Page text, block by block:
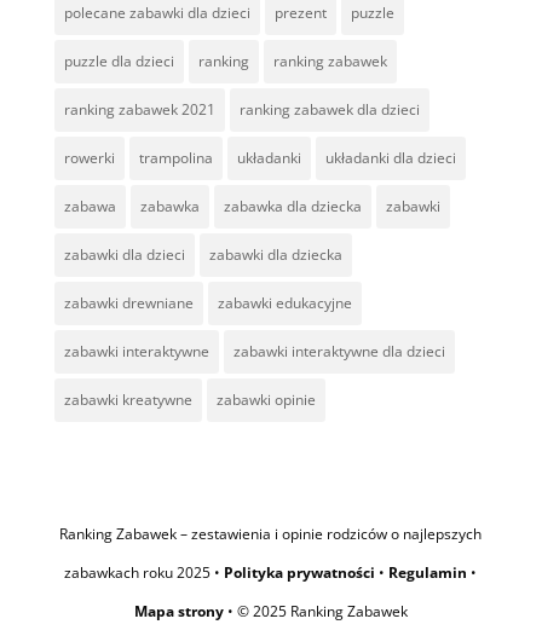
polecane zabawki dla dzieci prezent puzzle
puzzle dla dzieci ranking ranking zabawek
ranking zabawek 2021 ranking zabawek dla dzieci
rowerki trampolina układanki układanki dla dzieci
zabawa zabawka zabawka dla dziecka zabawki
zabawki dla dzieci zabawki dla dziecka
zabawki drewniane zabawki edukacyjne
zabawki interaktywne zabawki interaktywne dla dzieci
zabawki kreatywne zabawki opinie
Ranking Zabawek – zestawienia i opinie rodziców o najlepszych
zabawkach roku 2025 • Polityka prywatności • Regulamin •
Mapa strony• © 2025 Ranking Zabawek